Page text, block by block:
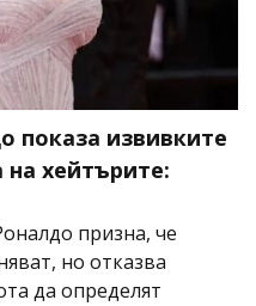
показа извивките
на хейтърите:
призна, че
но отказва
да определят